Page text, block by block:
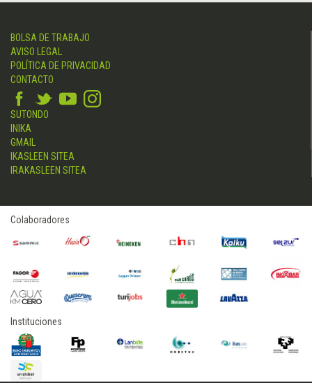
BOLSA DE TRABAJO
AVISO LEGAL
POLÍTICA DE PRIVACIDAD
CONTACTO
SUTONDO
INIKA
GMAIL
IKASLEEN SITEA
IRAKASLEEN SITEA
Colaboradores
Instituciones